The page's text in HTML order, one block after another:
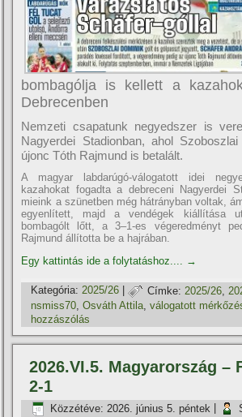
bombagólja is kellett a
Debrecenben
Nemzeti csapatunk negyedszer is
Nagyerdei Stadionban, ahol
újonc Tóth Rajmund is betalált.
A magyar labdarúgó-válogatott idei
kazahokat fogadta a debreceni Nagyerdei
mieink a szünetben még hátrányban voltak,
egyenlített, majd a vendégek kiállítása
bombagólt lőtt, a 3–1-es végeredményt
Rajmund állította be a hajrában.
Egy kattintás ide a folytatáshoz.... →
Kategória: 2025/26 | Címke: 2025/26
nsmiss70 ,Osváth Attila ,válogatott
hozzászólás
2026.VI.5. Magyarország –
2-1
Közzétéve: 2026. június 5. péntek